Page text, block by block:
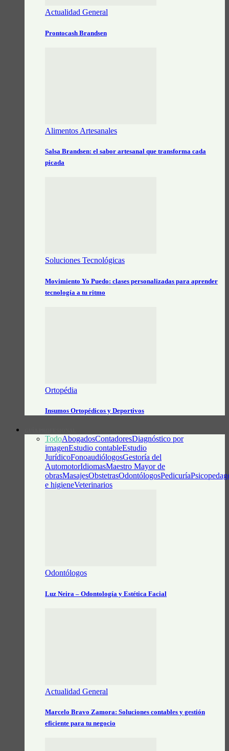
Actualidad General
Prontocash Brandsen
Alimentos Artesanales
Salsa Brandsen: el sabor artesanal que transforma cada
picada
Soluciones Tecnológicas
Movimiento Yo Puedo: clases personalizadas para aprender
tecnología a tu ritmo
Ortopédia
Insumos Ortopédicos y Deportivos
TodoAbogadosContadoresDiagnóstico por
imagenEstudio contableEstudio
JurídicoFonoaudiólogosGestoría del
AutomotorIdiomasMaestro Mayor de
obrasMasajesObstetrasOdontólogosPedicuría
e higieneVeterinarios
Odontólogos
Luz Neira – Odontología y Estética Facial
Actualidad General
Marcelo Bravo Zamora: Soluciones contables y gestión
eficiente para tu negocio